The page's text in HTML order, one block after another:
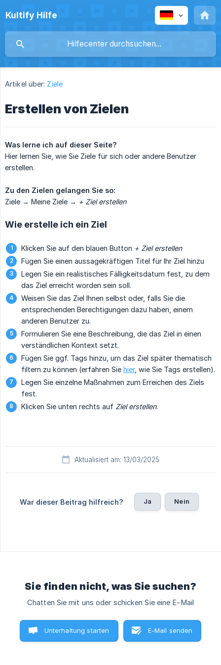
Kultify Hilfe
Artikel über: Ziele
Erstellen von Zielen
Was lerne ich auf dieser Seite?
Hier lernen Sie, wie Sie Ziele für sich oder andere Benutzer
erstellen.
Zu den Zielen gelangen Sie so:
Ziele → Meine Ziele → + Ziel erstellen
Wie erstelle ich ein Ziel
Klicken Sie auf den blauen Button + Ziel erstellen
Fügen Sie einen aussagekräftigen Titel für Ihr Ziel hinzu
Legen Sie ein realistisches Fälligkeitsdatum fest, zu dem
das Ziel erreicht worden sein soll.
Weisen Sie das Ziel Ihnen selbst oder, falls Sie die
entsprechenden Berechtigungen dazu haben, einem
anderen Benutzer zu.
Formulieren Sie eine Beschreibung, die das Ziel in einen
verständlichen Kontext setzt.
Fügen Sie ggf. Tags hinzu, um das Ziel später thematisch
filtern zu können (erfahren Sie hier, wie Sie Tags erstellen).
Legen Sie einzelne Maßnahmen zum Erreichen des Ziels
fest.
Klicken Sie unten rechts auf Ziel erstellen.
Aktualisiert am: 13/03/2025
War dieser Beitrag hilfreich? Ja Nein
Sie finden nicht, was Sie suchen?
Chatten Sie mit uns oder schicken Sie eine E-Mail
Unterhaltung starten E-Mail senden